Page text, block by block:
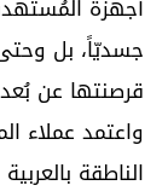
أجهزة
جسديّاً، بل
قرصنتها عن
واعتمد عملاء
الناطقة